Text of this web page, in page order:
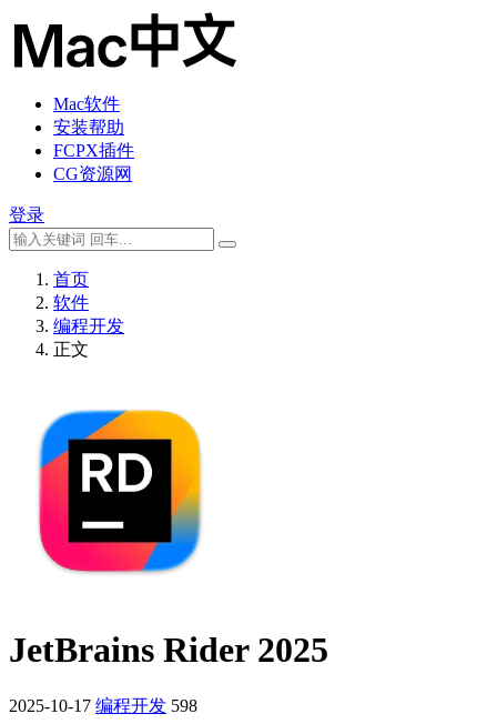
Mac软件
安装帮助
FCPX插件
CG资源网
登录
首页
软件
编程开发
正文
JetBrains Rider 2025
2025-10-17 编程开发 598